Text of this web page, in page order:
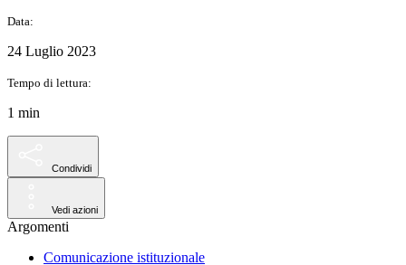
Data:
24 Luglio 2023
Tempo di lettura:
1 min
Condividi
Vedi azioni
Argomenti
Comunicazione istituzionale